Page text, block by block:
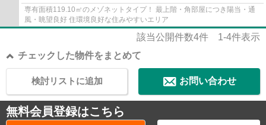
専有面積119.10㎡のメゾネットタイプ！ 最上階・角部屋につき陽当・通
風・眺望良好 住環境良好な住みやすいエリア
該当公開件数4件 1-4件表示
チェックした物件をまとめて
お問い合わせ
検討リストに追加
無料会員登録はこちら